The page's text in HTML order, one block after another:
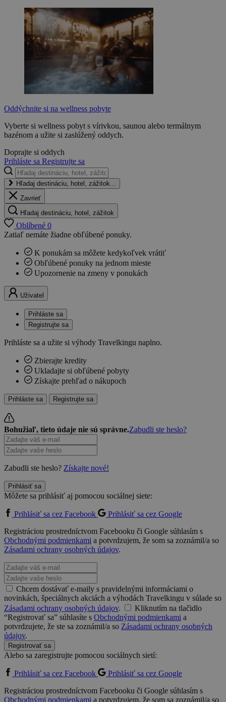
Oddýchnite si na wellness pobyte
Vyberte si wellness pobyt s vírivkou, saunou alebo termálnym
bazénom a užite si zaslúžený oddych.
Doprajte si oddych
Prihláste sa Registrujte sa
Hľadaj destináciu, hotel, zážitok...
Zavrieť
Hľadaj destináciu, hotel, zážitok
Oblíbené 0
Zatiaľ nemáte žiadne obľúbené ponuky.
K ponukám sa môžete kedykoľvek vrátiť
Obľúbené ponuky na jednom mieste
Upozornenie na zmeny v ponukách
Uživatel
Prihláste sa
Registrujte sa
Prihláste sa a užite si výhody Travelkingu naplno.
Zbierajte kredity
Ukladajte si obľúbené pobyty
Získajte prehľad o nákupoch
Prihláste sa Registrujte sa
Bohužiaľ, tieto údaje nie sú správne.Zabudli ste heslo?
Zabudli ste heslo? Získajte nové!
Prihlásiť sa
Môžete sa prihlásiť aj pomocou sociálnej siete:
Prihlásiť sa cez Facebook
Prihlásiť sa cez Google
Registráciou prostredníctvom Facebooku či Google súhlasím s
Obchodnými podmienkami a potvrdzujem, že som sa zoznámil/a so
Zásadami ochrany osobných údajov.
Chcem dostávať e-maily s pravidelnými informáciami o
novinkách, špeciálnych akciách a výhodách Travelkingu v súlade so
Zásadami ochrany osobných údajov.
Kliknutím na tlačidlo
“Registrovať sa” súhlasíte s Obchodnými podmienkami a
potvrdzujete, že ste sa zoznámil/a so Zásadami ochrany osobných
údajov.
Registrovať sa
Alebo sa zaregistrujte pomocou sociálnych sietí:
Prihlásiť sa cez Facebook
Prihlásiť sa cez Google
Registráciou prostredníctvom Facebooku či Google súhlasím s
Obchodnými podmienkami a potvrdzujem, že som sa zoznámil/a so